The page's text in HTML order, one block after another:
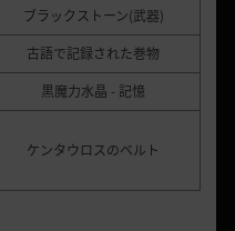
ブラックストーン(武器)
古語で記録された巻物
黒魔力水晶 - 記憶
ケンタウロスのベルト